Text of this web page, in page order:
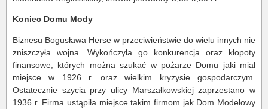
Koniec Domu Mody
Biznesu Bogusława Herse w przeciwieństwie do wielu innych nie
zniszczyła wojna. Wykończyła go konkurencja oraz kłopoty
finansowe, których można szukać w pożarze Domu jaki miał
miejsce w 1926 r. oraz wielkim kryzysie gospodarczym.
Ostatecznie szycia przy ulicy Marszałkowskiej zaprzestano w
1936 r. Firma ustąpiła miejsce takim firmom jak Dom Modelowy